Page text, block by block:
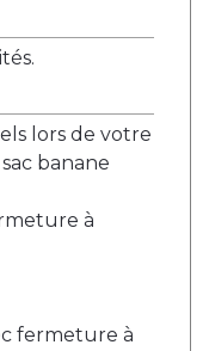
lors de votre
banane
à
fermeture à